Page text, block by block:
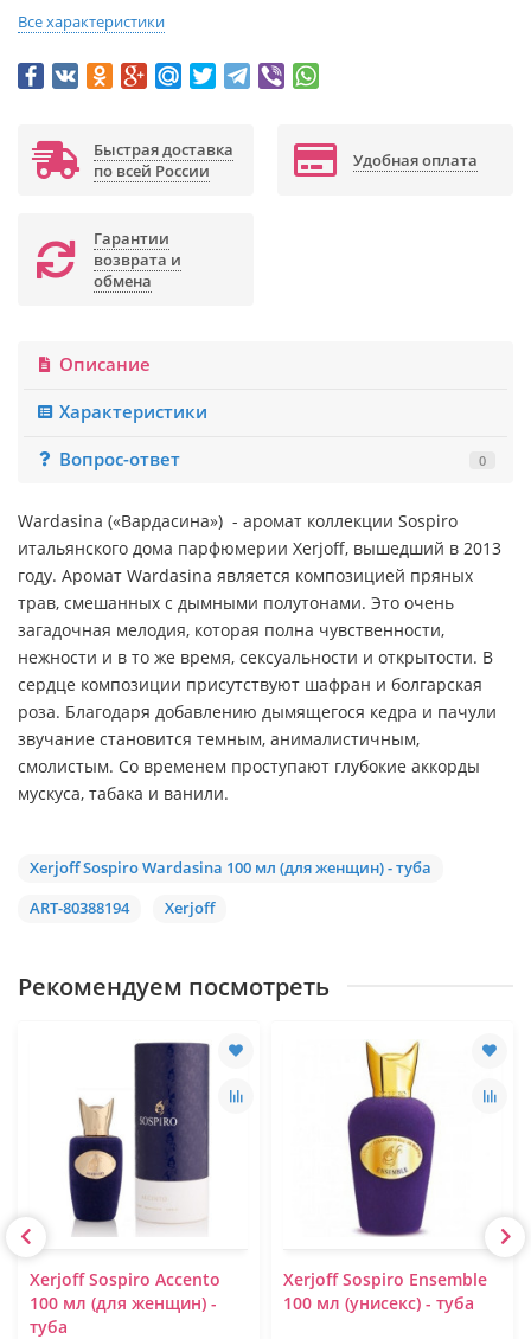
Все характеристики
Быстрая доставка
по всей России
Удобная оплата
Гарантии
возврата и
обмена
Описание
Характеристики
Вопрос-ответ
0
Wardasina («Вардасина») - аромат коллекции Sospiro
итальянского дома парфюмерии Xerjoff, вышедший в 2013
году. Аромат Wardasina является композицией пряных
трав, смешанных с дымными полутонами. Это очень
загадочная мелодия, которая полна чувственности,
нежности и в то же время, сексуальности и открытости. В
сердце композиции присутствуют шафран и болгарская
роза. Благодаря добавлению дымящегося кедра и пачули
звучание становится темным, анималистичным,
смолистым. Со временем проступают глубокие аккорды
мускуса, табака и ванили.
Xerjoff Sospiro Wardasina 100 мл (для женщин) - туба
ART-80388194
Xerjoff
Рекомендуем посмотреть
Xerjoff Sospiro Accento
100 мл (для женщин) -
туба
Xerjoff Sospiro Ensemble
100 мл (унисекс) - туба